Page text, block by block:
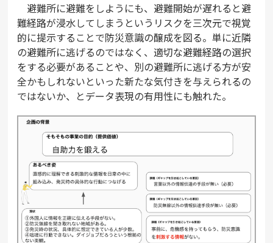
避難所に避難をしようにも、避難開始が遅れると避
難経路が浸水してしまうというリスクを三次元で視覚
的に提示することで防災意識の醸成を図る。単に近隣
の避難所に逃げるのではなく、適切な避難経路の選択
をする必要があることや、別の避難所に逃げる方が安
全かもしれないといった新たな気付きを与えられるの
ではないか、とデータ表現の有用性にも触れた。